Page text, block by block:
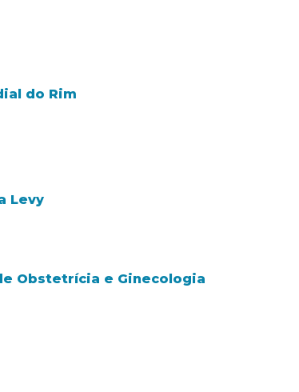
do Rim
Levy
Obstetrícia e Ginecologia